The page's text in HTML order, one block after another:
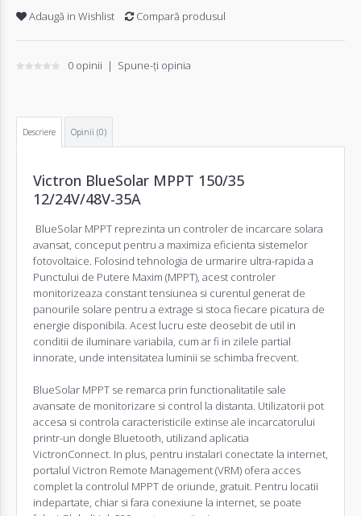
Adaugă in Wishlist
Compară produsul
0 opinii | Spune-ţi opinia
Descriere Opinii (0)
Victron BlueSolar MPPT 150/35
12/24V/48V-35A
BlueSolar MPPT reprezinta un controler de incarcare solara
avansat, conceput pentru a maximiza eficienta sistemelor
fotovoltaice. Folosind tehnologia de urmarire ultra-rapida a
Punctului de Putere Maxim (MPPT), acest controler
monitorizeaza constant tensiunea si curentul generat de
panourile solare pentru a extrage si stoca fiecare picatura de
energie disponibila. Acest lucru este deosebit de util in
conditii de iluminare variabila, cum ar fi in zilele partial
innorate, unde intensitatea luminii se schimba frecvent.
BlueSolar MPPT se remarca prin functionalitatile sale
avansate de monitorizare si control la distanta. Utilizatorii pot
accesa si controla caracteristicile extinse ale incarcatorului
printr-un dongle Bluetooth, utilizand aplicatia
VictronConnect. In plus, pentru instalari conectate la internet,
portalul Victron Remote Management (VRM) ofera acces
complet la controlul MPPT de oriunde, gratuit. Pentru locatii
indepartate, chiar si fara conexiune la internet, se poate